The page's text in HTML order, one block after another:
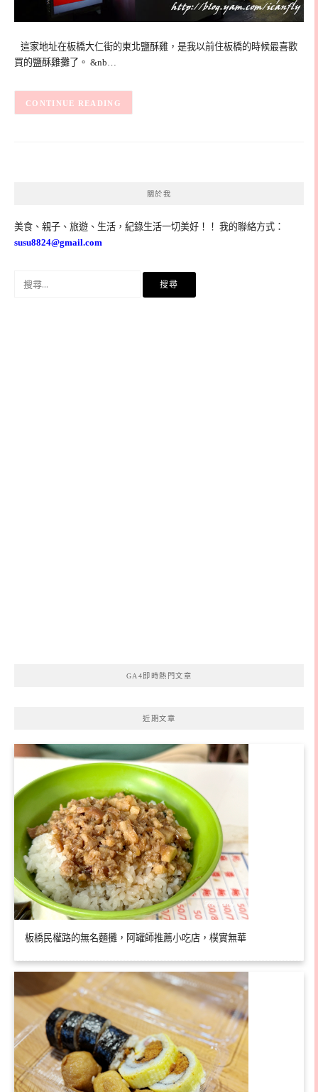
這家地址在板橋大仁街的東北鹽酥雞，是我以前住板橋的時候最喜歡
買的鹽酥雞攤了。 &nb…
CONTINUE READING
關於我
美食、親子、旅遊、生活，紀錄生活一切美好！！ 我的聯絡方式：
susu8824@gmail.com
GA4即時熱門文章
近期文章
板橋民權路的無名麵攤，阿罐師推薦小吃店，樸實無華